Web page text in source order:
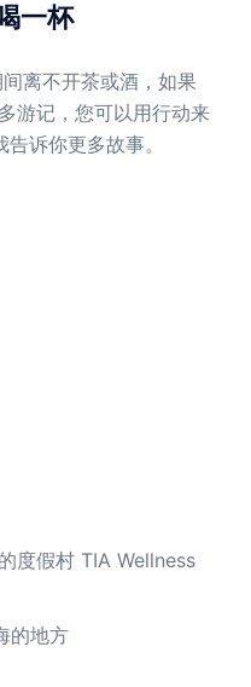
一杯
离不开茶或酒，如果
游记，您可以用行动来
诉你更多故事。
度假村 TIA Wellness
的地方